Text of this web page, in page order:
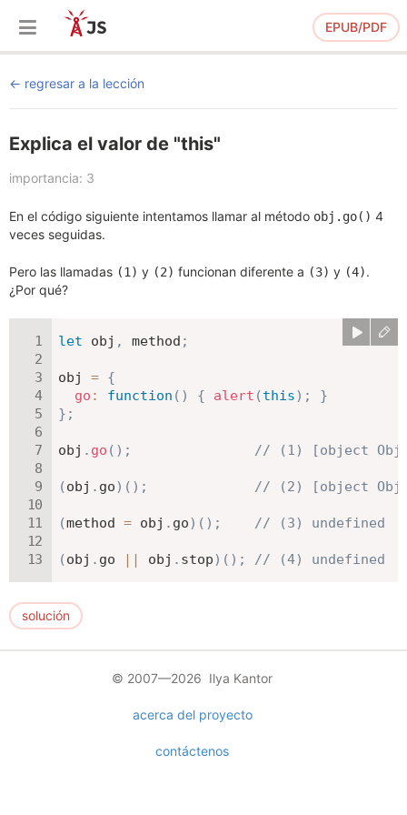
EPUB/PDF
regresar a la lección
Explica el valor de "this"
importancia: 3
En el código siguiente intentamos llamar al método obj.go() 4
veces seguidas.
Pero las llamadas (1) y (2) funcionan diferente a (3) y (4).
¿Por qué?
let obj , method ;
obj = {
go : function ( ) { alert (this) ;
}
} ;
obj . go ( ) ; // (1) [object
(obj . go) ( ) ; // (2) [object
(method = obj . go) ( ) ; // (3) undefined
(obj . go || obj . stop) ( ) ; // (4) undefined
solución
© 2007—2026 Ilya Kantor
acerca del proyecto
contáctenos